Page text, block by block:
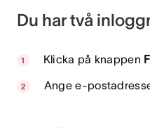
Du har två
Klicka på knappen
Ange e-